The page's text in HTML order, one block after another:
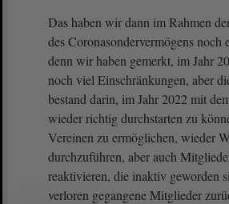
Das haben wir dann im Rahmen
des Coronasondervermögens noch
denn wir haben gemerkt, im Jahr
noch viel Einschränkungen, aber
bestand darin, im Jahr 2022 mit
wieder richtig durchstarten zu
Vereinen zu ermöglichen, wieder
durchzuführen, aber auch
reaktivieren, die inaktiv geworden
verloren gegangene Mitglieder